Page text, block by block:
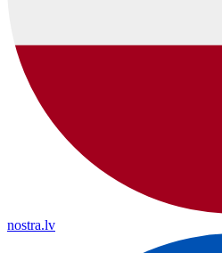
nostra.lv